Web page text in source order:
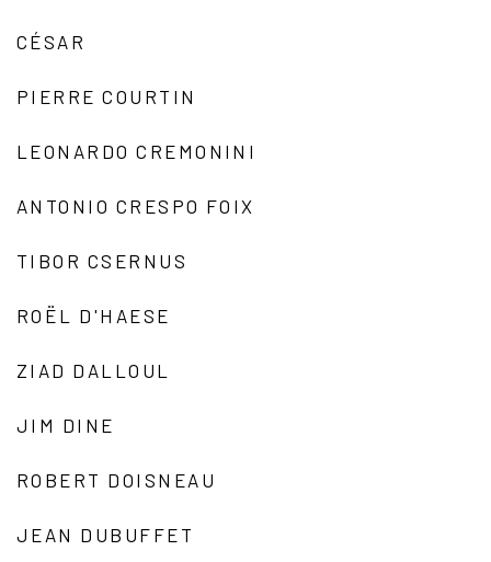
CÉSAR
PIERRE COURTIN
LEONARDO CREMONINI
ANTONIO CRESPO FOIX
TIBOR CSERNUS
ROËL D'HAESE
ZIAD DALLOUL
JIM DINE
ROBERT DOISNEAU
JEAN DUBUFFET